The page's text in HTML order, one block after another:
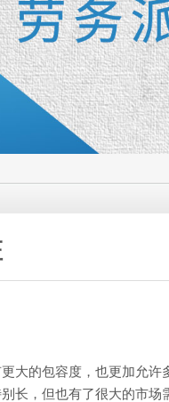
大的包容度，也更加允
长，但也有了很大的市